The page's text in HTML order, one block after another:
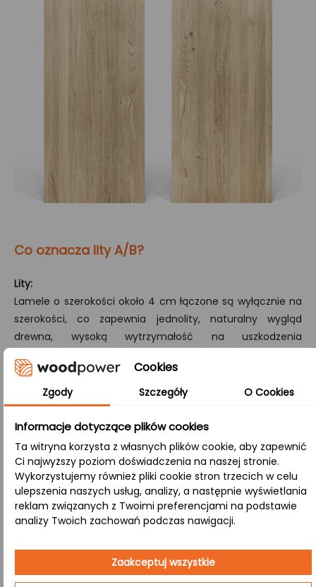
Co oznacza lity A/B?
Lity:
Lamele o szerokości około 4 cm łączone są wyłącznie na
szerokości, co zapewnia jednolity, naturalny wygląd
drewna, wysoką wytrzymałość na uszkodzenia
Klasa, w której strona A (góra) prezentuje powierzchnię
bez sęków, a strona B (dół) eksponuje naturalne sęki,
różnorodną kolorystykę i subtelne przebarwienia.
Zastosowanie:
Biuro i przestrzenie komercyjne– Funkcjonalny i
profesjonalizm, tworząc inspirujące środowisko
do kreatywnej pracy.
Cookies
Zgody Szczegóły O Cookies
Informacje dotyczące plików cookies
Ta witryna korzysta z własnych plików cookie, aby zapewnić
Ci najwyższy poziom doświadczenia na naszej stronie.
Wykorzystujemy również pliki cookie stron trzecich w celu
ulepszenia naszych usług, analizy, a następnie wyświetlania
reklam związanych z Twoimi preferencjami na podstawie
analizy Twoich zachowań podczas nawigacji.
Zaakceptuj wszystkie